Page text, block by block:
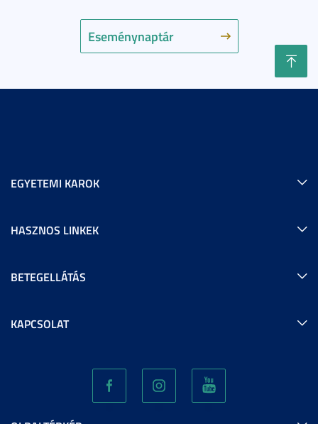
Eseménynaptár
EGYETEMI KAROK
HASZNOS LINKEK
BETEGELLÁTÁS
KAPCSOLAT